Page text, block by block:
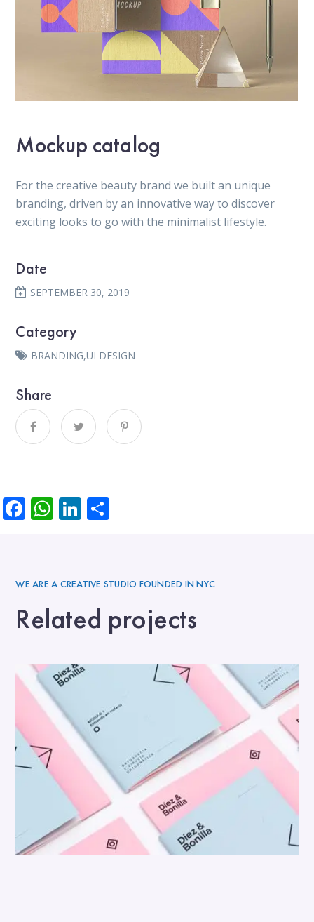
Mockup catalog
For the creative beauty brand we built an unique
branding, driven by an innovative way to discover
exciting looks to go with the minimalist lifestyle.
Date
SEPTEMBER 30, 2019
Category
BRANDING,UI DESIGN
Share
Facebook
WhatsApp
LinkedIn
WE ARE A CREATIVE STUDIO FOUNDED IN NYC
Related projects